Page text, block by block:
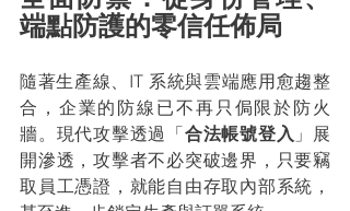
端點防護的零信任佈局
隨著生產線、IT 系統與雲端應用愈趨整
合，企業的防線已不再只侷限於防火
牆。現代攻擊透過「合法帳號登入 」展
開滲透，攻擊者不必突破邊界，只要竊
取員工憑證，就能自由存取內部系統，